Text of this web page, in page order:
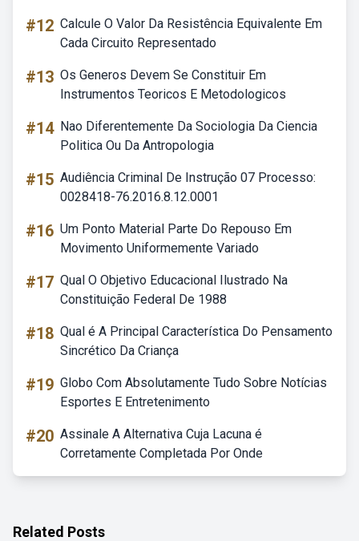
#12 Calcule O Valor Da Resistência Equivalente Em
Cada Circuito Representado
#13 Os Generos Devem Se Constituir Em
Instrumentos Teoricos E Metodologicos
#14 Nao Diferentemente Da Sociologia Da Ciencia
Politica Ou Da Antropologia
#15 Audiência Criminal De Instrução 07 Processo:
0028418-76.2016.8.12.0001
#16 Um Ponto Material Parte Do Repouso Em
Movimento Uniformemente Variado
#17 Qual O Objetivo Educacional Ilustrado Na
Constituição Federal De 1988
#18 Qual é A Principal Característica Do Pensamento
Sincrético Da Criança
#19 Globo Com Absolutamente Tudo Sobre Notícias
Esportes E Entretenimento
#20 Assinale A Alternativa Cuja Lacuna é
Corretamente Completada Por Onde
Related Posts